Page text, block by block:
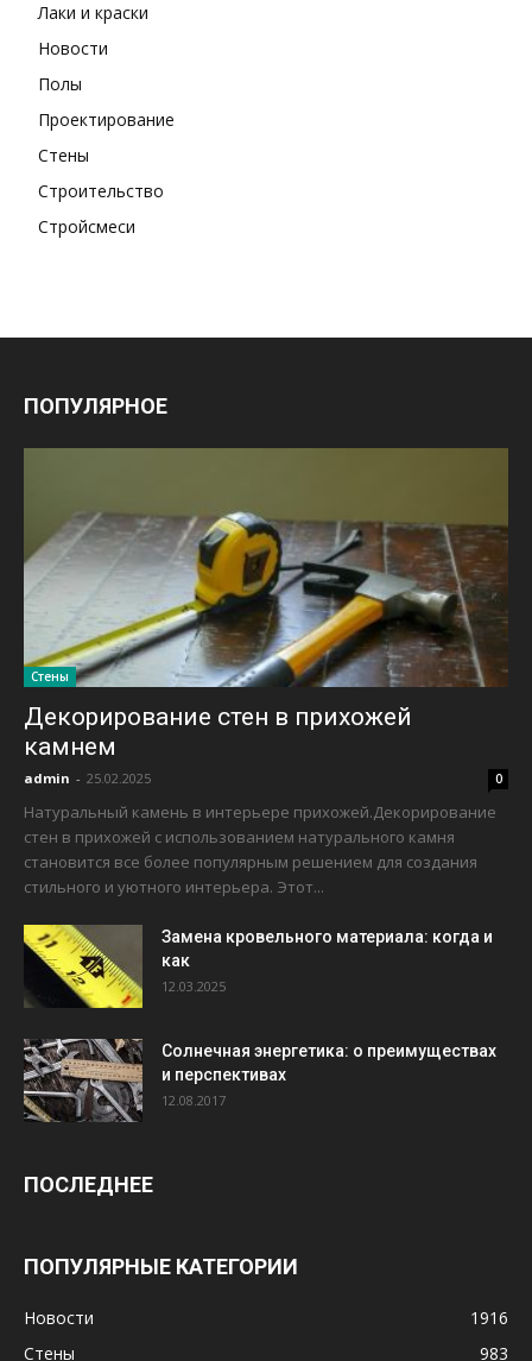
Лаки и краски
Новости
Полы
Проектирование
Стены
Строительство
Стройсмеси
ПОПУЛЯРНОЕ
Стены
Декорирование стен в прихожей
камнем
admin - 25.02.2025 0
Натуральный камень в интерьере прихожей.Декорирование
стен в прихожей с использованием натурального камня
становится все более популярным решением для создания
стильного и уютного интерьера. Этот...
Замена кровельного материала: когда и
как
12.03.2025
Солнечная энергетика: о преимуществах
и перспективах
12.08.2017
ПОСЛЕДНЕЕ
ПОПУЛЯРНЫЕ КАТЕГОРИИ
Новости
1916
Стены
983